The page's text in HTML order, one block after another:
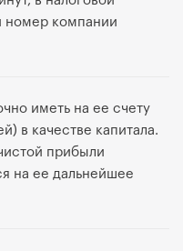
номер компании
иметь на ее счету
в качестве капитала.
прибыли
на ее дальнейшее